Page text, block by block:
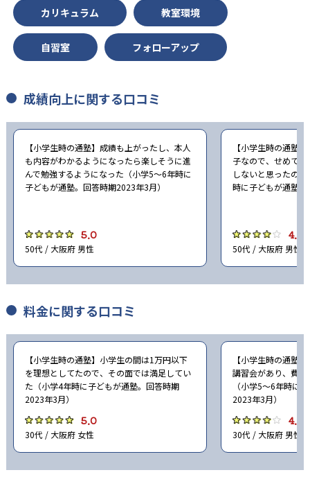
カリキュラム 教室環境
自習室 フォローアップ
成績向上に関する口コミ
【小学生時の通塾】成績も上がったし、本人
も内容がわかるようになったら楽しそうに進
んで勉強するようになった（小学5〜6年時に
子どもが通塾。回答時期2023年3月）
5.0
50代 / 大阪府 男性
【小学生時の通塾
子なので、せめて
しないと思ったの
時に子どもが通塾
4.0
50代 / 大阪府 男性
料金に関する口コミ
【小学生時の通塾】小学生の間は1万円以下
を理想としてたので、その面では満足してい
た（小学4年時に子どもが通塾。回答時期
2023年3月）
5.0
30代 / 大阪府 女性
【小学生時の通塾
講習会があり、費
（小学5〜6年時に
2023年3月）
4.0
30代 / 大阪府 男性